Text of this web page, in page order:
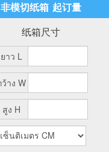
非模切纸箱 起订量
纸箱尺寸